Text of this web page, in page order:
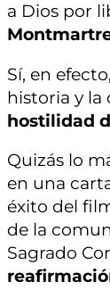
a Dios por
Sí, en
historia y la
hostilidad
Quizás lo
en una
éxito del
de la
Sagrado